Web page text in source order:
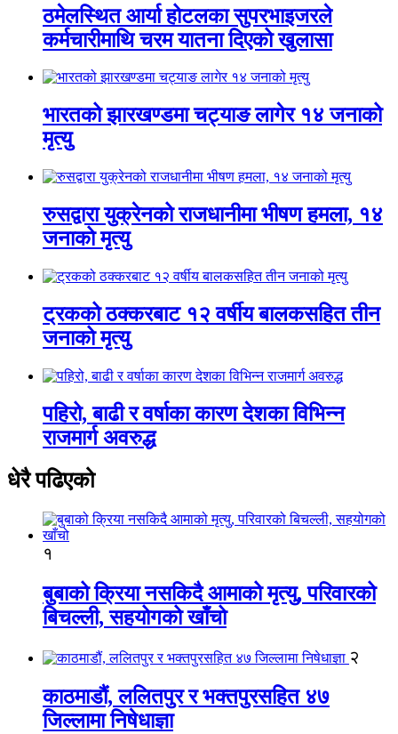
ठमेलस्थित आर्या होटलका सुपरभाइजरले
कर्मचारीमाथि चरम यातना दिएको खुलासा
भारतको झारखण्डमा चट्याङ लागेर १४ जनाको
मृत्यु
रुसद्वारा युक्रेनको राजधानीमा भीषण हमला, १४
जनाको मृत्यु
ट्रकको ठक्करबाट १२ वर्षीय बालकसहित तीन
जनाको मृत्यु
पहिरो, बाढी र वर्षाका कारण देशका विभिन्न
राजमार्ग अवरुद्ध
धेरै पढिएको
१
बुबाको क्रिया नसकिदै आमाको मृत्यु, परिवारको
बिचल्ली, सहयोगको खाँचो
२
काठमाडौं, ललितपुर र भक्तपुरसहित ४७
जिल्लामा निषेधाज्ञा